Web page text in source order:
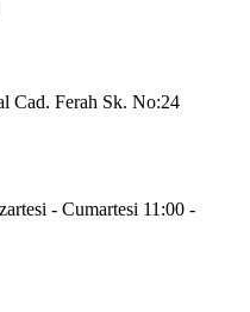
Cad. Ferah Sk. No:24
- Cumartesi 11:00 -